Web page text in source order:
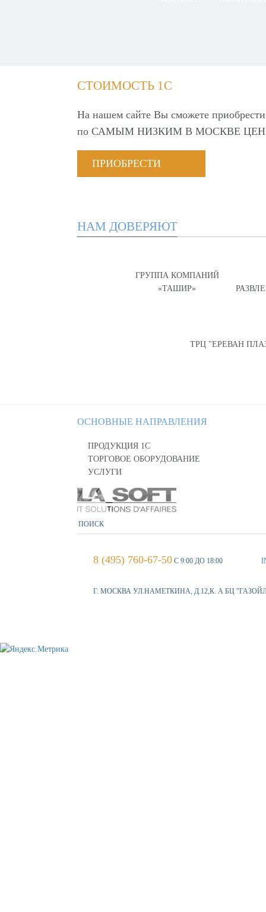
СТОИМОСТЬ 1С
На нашем сайте Вы сможете
по САМЫМ НИЗКИМ В МОСКВЕ
ПРИОБРЕСТИ
НАМ ДОВЕРЯЮТ
ГРУППА КОМПАНИЙ
«ТАШИР»
ТРЦ "ЕРЕВАН
ОСНОВНЫЕ НАПРАВЛЕНИЯ
ПРОДУКЦИЯ 1С
ТОРГОВОЕ ОБОРУДОВАНИЕ
УСЛУГИ
8 (495) 760-67-50 С 9:00 ДО 18:00
Г. МОСКВА УЛ.НАМЕТКИНА, Д.12,К. А БЦ